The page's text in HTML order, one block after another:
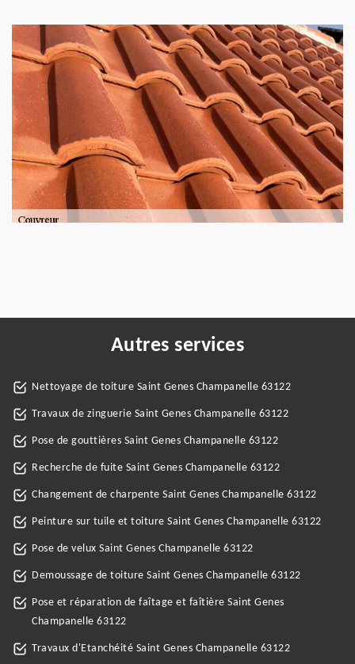
Autres services
Nettoyage de toiture Saint Genes Champanelle 63122
Travaux de zinguerie Saint Genes Champanelle 63122
Pose de gouttières Saint Genes Champanelle 63122
Recherche de fuite Saint Genes Champanelle 63122
Changement de charpente Saint Genes Champanelle 63122
Peinture sur tuile et toiture Saint Genes Champanelle 63122
Pose de velux Saint Genes Champanelle 63122
Demoussage de toiture Saint Genes Champanelle 63122
Pose et réparation de faîtage et faîtière Saint Genes
Champanelle 63122
Travaux d'Etanchéité Saint Genes Champanelle 63122